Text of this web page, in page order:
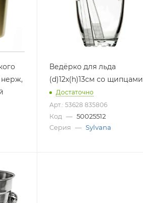
нерж,
Ведёрко для льда
(d)12x(h)13см со щипцами
Достаточно
Арт.: 53628 835806
Код — 50025512
Серия — Sylvana